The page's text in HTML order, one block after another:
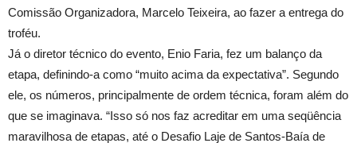
Comissão Organizadora, Marcelo Teixeira, ao fazer a entrega do
troféu.
Já o diretor técnico do evento, Enio Faria, fez um balanço da
etapa, definindo-a como “muito acima da expectativa”. Segundo
ele, os números, principalmente de ordem técnica, foram além do
que se imaginava. “Isso só nos faz acreditar em uma seqüência
maravilhosa de etapas, até o Desafio Laje de Santos-Baía de